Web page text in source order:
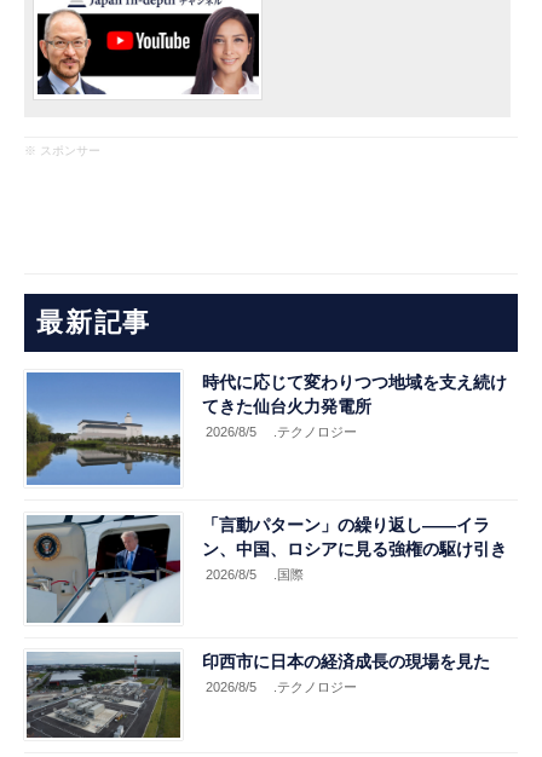
※ スポンサー
最新記事
時代に応じて変わりつつ地域を支え続け
てきた仙台火力発電所
2026/8/5 .テクノロジー
「言動パターン」の繰り返し――イラ
ン、中国、ロシアに見る強権の駆け引き
2026/8/5 .国際
印西市に日本の経済成長の現場を見た
2026/8/5 .テクノロジー